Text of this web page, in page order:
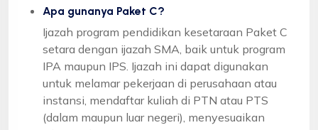
Apa gunanya Paket C?
Ijazah program pendidikan kesetaraan Paket C
setara dengan ijazah SMA, baik untuk program
IPA maupun IPS. Ijazah ini dapat digunakan
untuk melamar pekerjaan di perusahaan atau
instansi, mendaftar kuliah di PTN atau PTS
(dalam maupun luar negeri), menyesuaikan